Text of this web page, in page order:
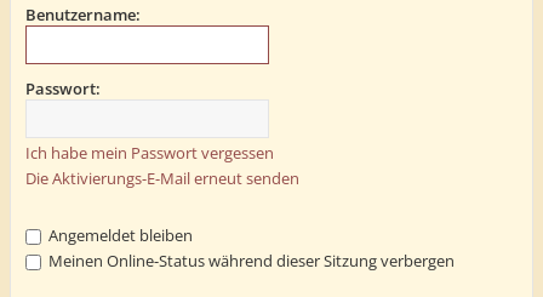
Benutzername:
Passwort:
Ich habe mein Passwort vergessen
Die Aktivierungs-E-Mail erneut senden
Angemeldet bleiben
Meinen Online-Status während dieser Sitzung verbergen